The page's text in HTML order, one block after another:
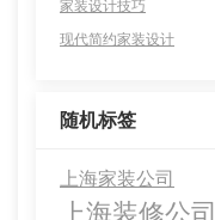
家装设计技巧
现代简约家装设计
随机标签
上海家装公司
上海装修公司